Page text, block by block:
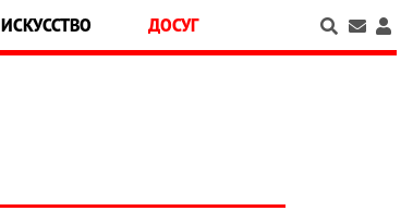
ИСКУССТВО ДОСУГ